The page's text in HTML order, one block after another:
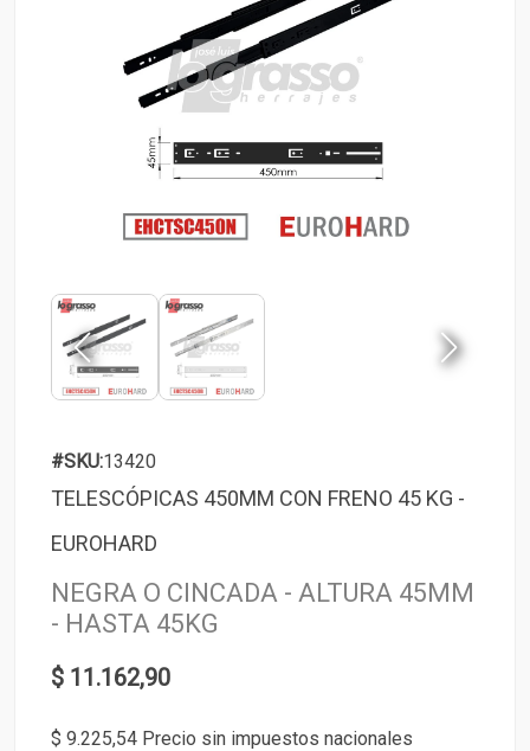
#SKU:13420
TELESCÓPICAS 450MM CON FRENO 45 KG -
EUROHARD
NEGRA O CINCADA - ALTURA 45MM
- HASTA 45KG
$ 11.162,90
$ 9.225,54 Precio sin impuestos nacionales